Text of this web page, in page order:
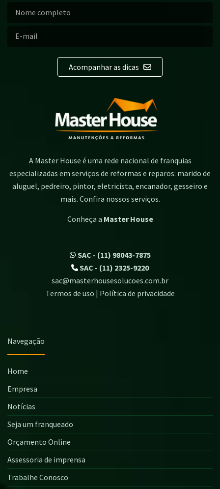
Acompanhar as dicas
A Master House é uma rede nacional de franquias
especializadas em serviços de reformas e reparos: marido de
aluguel, pedreiro, pintor, eletricista, encanador, gesseiro e
mais. Confira nossos serviços.
Conheça a Master House
SAC - (11) 98043-7875
SAC - (11) 2325-9220
sac@masterhousesolucoes.com.br
Termos de uso | Política de privacidade
Navegação
Home
Empresa
Notícias
Seja um franqueado
Orçamento Online
Assessoria de imprensa
Trabalhe Conosco